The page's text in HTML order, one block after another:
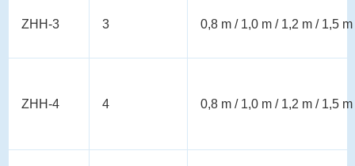
ZHH-3 3 0,8 m / 1,0 m / 1,2 m / 1,5
ZHH-4 4 0,8 m / 1,0 m / 1,2 m / 1,5